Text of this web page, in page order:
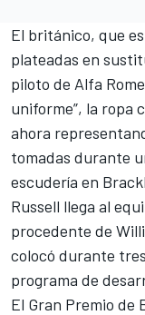
El británico, que
plateadas en
piloto de Alfa
uniforme”, la ropa
ahora
tomadas durante
escudería en
Russell llega al
procedente de
colocó durante
programa de
El Gran Premio de